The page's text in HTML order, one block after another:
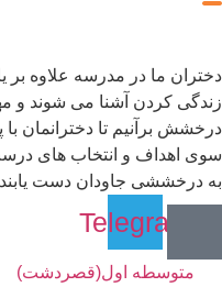
ما در مدرسه علاوه بر
کردن آشنا می شوند و
برآنیم تا دخترانمان با
اهداف و انتخاب های
درخششی جاودان دست یابند.
Telegram
متوسطه اول(قصردشت)